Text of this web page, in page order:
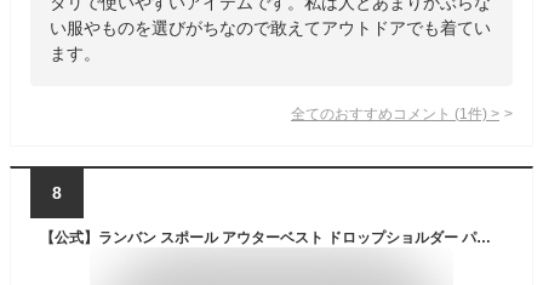
い服やものを選びがちなので敢えてアウトドアでも着てい
ます。
全てのおすすめコメント (1 件) >
8
【公式】ランバン スポール アウターベスト ドロップショルダー パフスリーブ フロントファスナー ハリ感 レディース ウェア ベスト ゴルフ ゴルフウェア おしゃれ スポーツウェア ブランド 2022年秋冬モデル VLU6531X2